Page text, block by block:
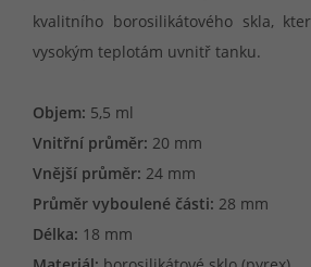
kvalitního borosilikátového skla,
vysokým teplotám uvnitř tanku.
Objem: 5,5 ml
Vnitřní průměr: 20 mm
Vnější průměr: 24 mm
Průměr vyboulené části: 28 mm
Délka: 18 mm